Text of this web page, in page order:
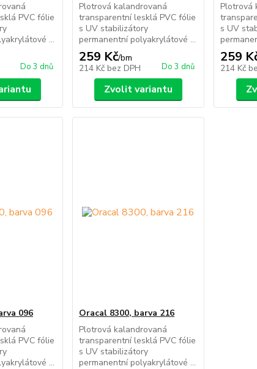
PVC fólie
...
Do 3 dnů
Plotrová kalandrovaná
transparentní lesklá PVC fólie
s UV stabilizátory
permanentní polyakrylátové ...
259 Kč/bm
214 Kč bez DPH Do 3 dnů
Zvolit variantu
Plotrová
s UV
259
214 Kč
096
PVC fólie
...
Oracal 8300, barva 216
Plotrová kalandrovaná
transparentní lesklá PVC fólie
s UV stabilizátory
permanentní polyakrylátové ...